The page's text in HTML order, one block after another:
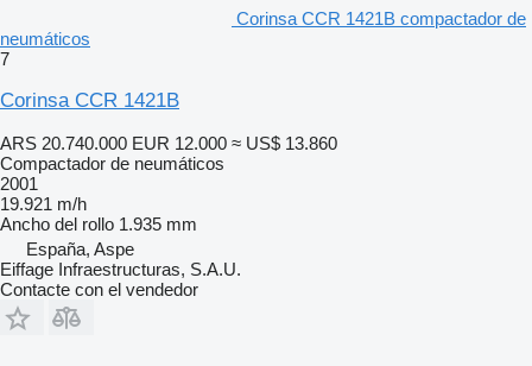
Corinsa CCR 1421B compactador de
neumáticos
7
Corinsa CCR 1421B
ARS 20.740.000 EUR 12.000 ≈ US$ 13.860
Compactador de neumáticos
2001
19.921 m/h
Ancho del rollo 1.935 mm
España, Aspe
Eiffage Infraestructuras, S.A.U.
Contacte con el vendedor